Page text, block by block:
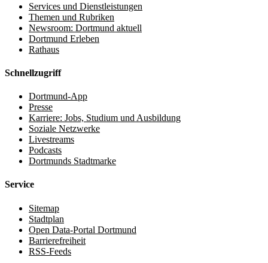
Services und Dienstleistungen
Themen und Rubriken
Newsroom: Dortmund aktuell
Dortmund Erleben
Rathaus
Schnellzugriff
Dortmund-App
Presse
Karriere: Jobs, Studium und Ausbildung
Soziale Netzwerke
Livestreams
Podcasts
Dortmunds Stadtmarke
Service
Sitemap
Stadtplan
Open Data-Portal Dortmund
Barrierefreiheit
RSS-Feeds